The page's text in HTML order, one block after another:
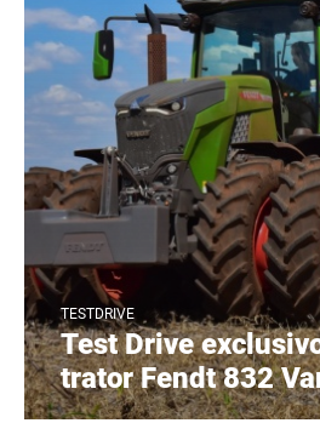
TESTDRIVE
Test Drive
trator Fendt 832